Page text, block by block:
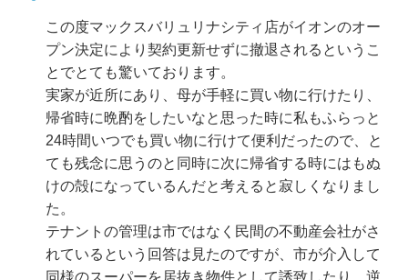
この度マックスバリュリナシティ店がイオンのオー
プン決定により契約更新せずに撤退されるというこ
とでとても驚いております。
実家が近所にあり、母が手軽に買い物に行けたり、
帰省時に晩酌をしたいなと思った時に私もふらっと
24時間いつでも買い物に行けて便利だったので、と
ても残念に思うのと同時に次に帰省する時にはもぬ
けの殻になっているんだと考えると寂しくなりまし
た。
テナントの管理は市ではなく民間の不動産会社がさ
れているという回答は見たのですが、市が介入して
同様のスーパーを居抜き物件として誘致したり、逆